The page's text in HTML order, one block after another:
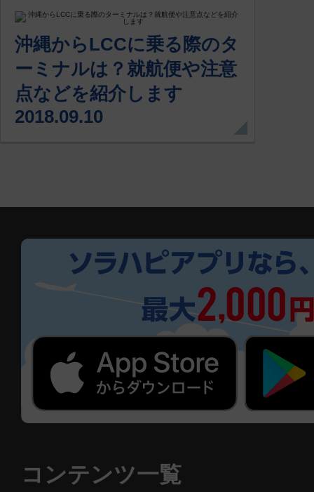
沖縄からLCCに乗る際のタ
ーミナルは？就航便や注意
点などを紹介します
2018.09.10
コンテンツ一覧